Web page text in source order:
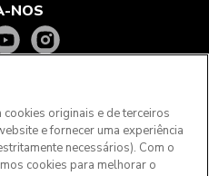
NOS
cookies originais e de terceiros
e fornecer uma experiência
necessários). Com o
cookies para melhorar o